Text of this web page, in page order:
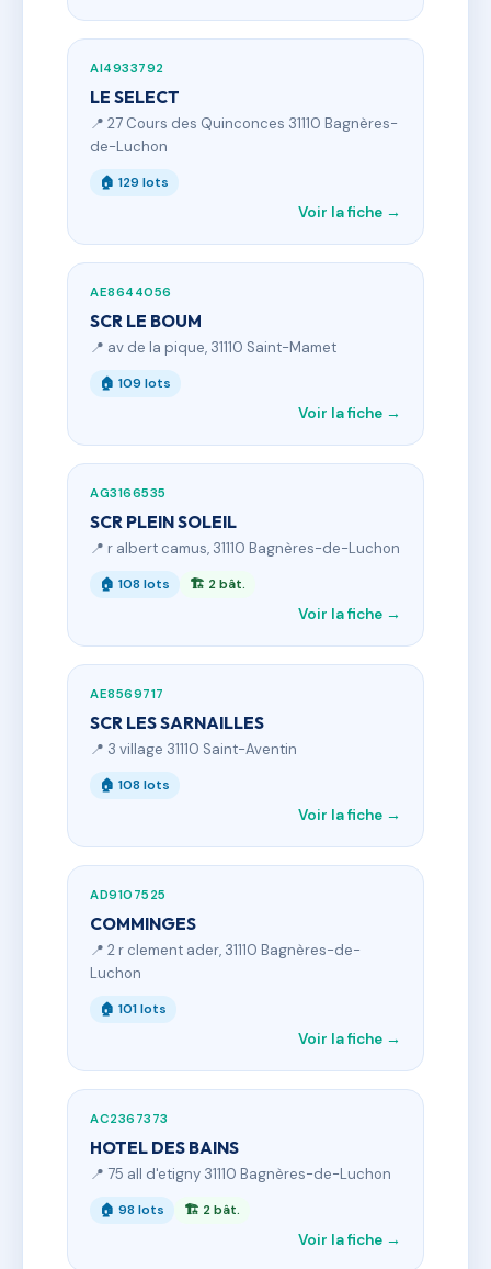
AI4933792
LE SELECT
📍 27 Cours des Quinconces 31110 Bagnères-
de-Luchon
🏠 129 lots
Voir la fiche →
AE8644056
SCR LE BOUM
📍 av de la pique, 31110 Saint-Mamet
🏠 109 lots
Voir la fiche →
AG3166535
SCR PLEIN SOLEIL
📍 r albert camus, 31110 Bagnères-de-Luchon
🏠 108 lots 🏗 2 bât.
Voir la fiche →
AE8569717
SCR LES SARNAILLES
📍 3 village 31110 Saint-Aventin
🏠 108 lots
Voir la fiche →
AD9107525
COMMINGES
📍 2 r clement ader, 31110 Bagnères-de-
Luchon
🏠 101 lots
Voir la fiche →
AC2367373
HOTEL DES BAINS
📍 75 all d'etigny 31110 Bagnères-de-Luchon
🏠 98 lots 🏗 2 bât.
Voir la fiche →